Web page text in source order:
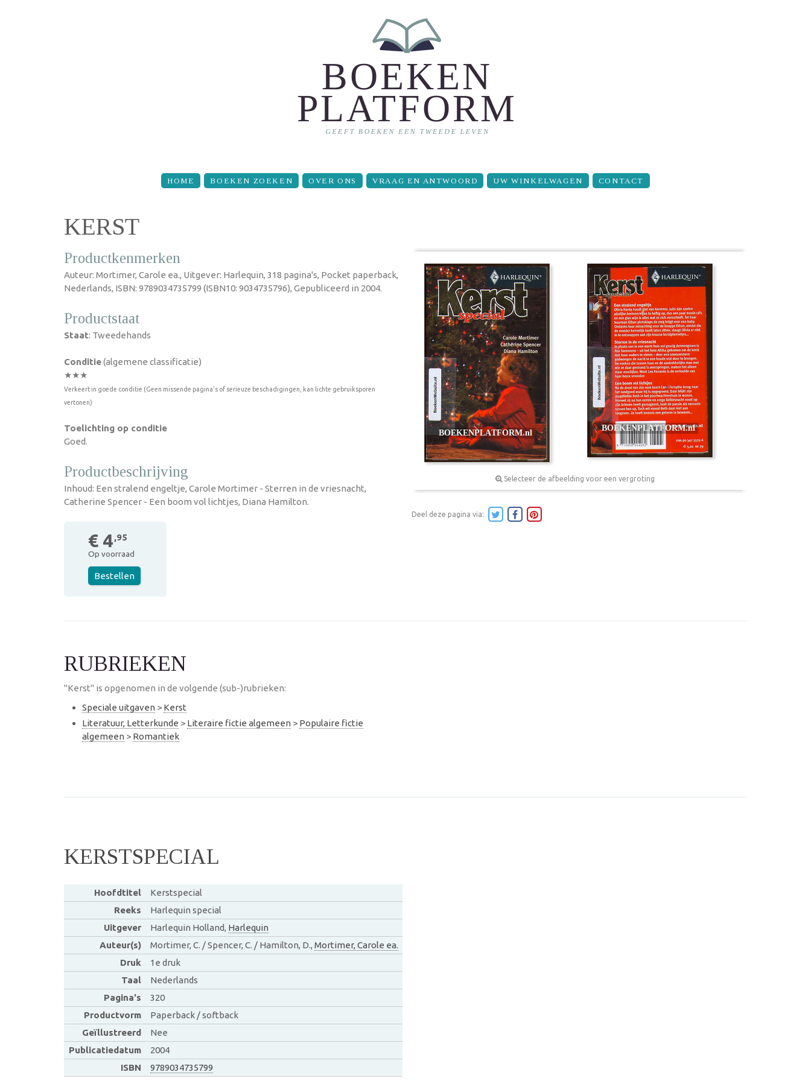
HOME BOEKEN ZOEKEN OVER ONS VRAAG EN ANTWOORD UW WINKELWAGEN CONTACT
KERST
Productkenmerken
Auteur: Mortimer, Carole ea., Uitgever: Harlequin, 318 pagina's, Pocket paperback,
Nederlands, ISBN: 9789034735799 (ISBN10: 9034735796), Gepubliceerd in 2004.
Productstaat
Staat: Tweedehands
Conditie(algemene classificatie)
★★★
Verkeert in goede conditie (Geen missende pagina's of serieuze beschadigingen, kan lichte gebruiksporen
vertonen)
Toelichting op conditie
Goed.
Productbeschrijving
Inhoud: Een stralend engeltje, Carole Mortimer - Sterren in de vriesnacht,
Catherine Spencer - Een boom vol lichtjes, Diana Hamilton.
€ 4,95
Op voorraad
Bestellen
Selecteer de afbeelding voor een vergroting
Deel deze pagina via:
RUBRIEKEN
"Kerst" is opgenomen in de volgende (sub-)rubrieken:
Speciale uitgaven > Kerst
Literatuur, Letterkunde > Literaire fictie algemeen > Populaire fictie
algemeen > Romantiek
KERSTSPECIAL
Hoofdtitel
Kerstspecial
Reeks
Harlequin special
Uitgever
Harlequin Holland, Harlequin
Auteur(s)
Mortimer, C. / Spencer, C. / Hamilton, D., Mortimer, Carole ea.
Druk
1e druk
Taal
Nederlands
Pagina's
320
Productvorm
Paperback / softback
Geïllustreerd
Nee
Publicatiedatum
2004
ISBN
9789034735799